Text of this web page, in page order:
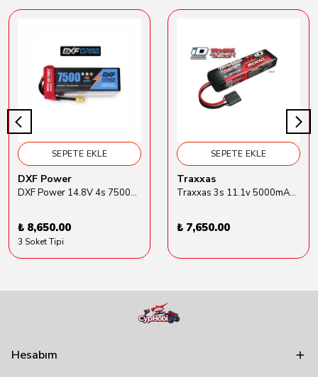
SEPETE EKLE
DXF Power
DXF Power 14.8V 4s 7500mAh 80C Hardcase Lipo Batarya
₺ 8,650.00
3 Soket Tipi
SEPETE EKLE
Traxxas
Traxxas 3s 11.1v 5000mAh Lipo Batarya (TRX 2872X)
₺ 7,650.00
Hesabım